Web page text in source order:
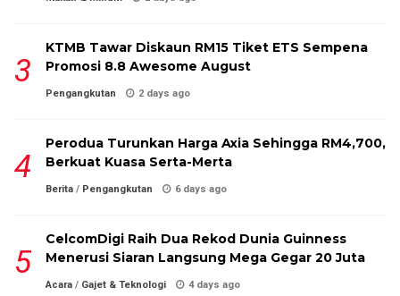
KTMB Tawar Diskaun RM15 Tiket ETS Sempena
Promosi 8.8 Awesome August
Pengangkutan 2 days ago
Perodua Turunkan Harga Axia Sehingga RM4,700,
Berkuat Kuasa Serta-Merta
Berita / Pengangkutan 6 days ago
CelcomDigi Raih Dua Rekod Dunia Guinness
Menerusi Siaran Langsung Mega Gegar 20 Juta
Acara / Gajet & Teknologi 4 days ago